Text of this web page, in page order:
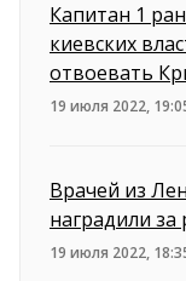
Капитан 1
киевских
отвоевать
19 июля 2022,
Врачей из
наградили за
19 июля 2022,